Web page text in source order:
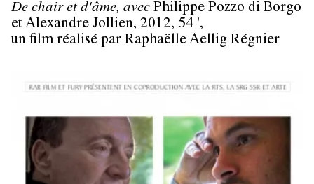
De chair et d'âme, avec Philippe Pozzo di Borgo
et Alexandre Jollien, 2012, 54 ',
un film réalisé par Raphaëlle Aellig Régnier